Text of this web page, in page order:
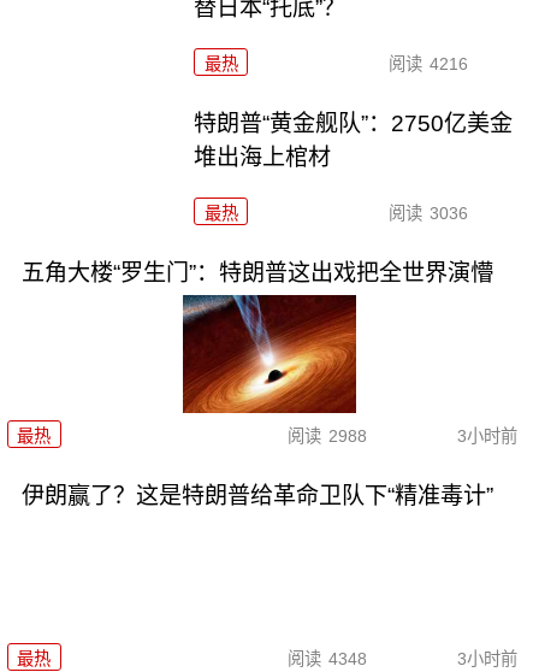
替日本“托底”？
最热 阅读 4216
特朗普“黄金舰队”：2750亿美金
堆出海上棺材
最热 阅读 3036
五角大楼“罗生门”：特朗普这出戏把全世界演懵
最热 阅读 2988 3小时前
伊朗赢了？这是特朗普给革命卫队下“精准毒计”
最热 阅读 4348 3小时前